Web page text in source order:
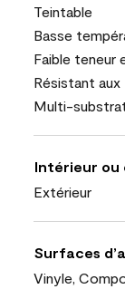
Teintable
Basse
Faible teneur
Résistant aux
Multi-
Intérieur ou
Extérieur
Surfaces
Vinyle,